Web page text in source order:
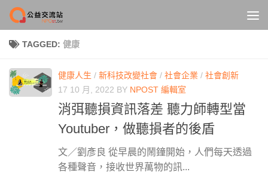
Skip to content
TAGGED: 健康
健康人生 / 新科技改變社會 / 社會企業 / 社會創新
17 10 月, 2022 BY NPOST 編輯室
消弭聽損資訊落差 聽力師轉型當
Youtuber，做聽損者的後盾
文／劉彥良 從早晨的鬧鐘開始，人們每天透過
各種聲音，接收世界萬物的訊...